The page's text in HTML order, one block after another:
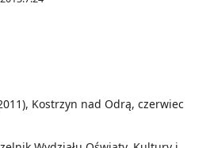
Kostrzyn nad Odrą, czerwiec